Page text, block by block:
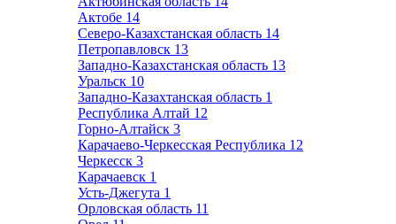
Актобе 14
Северо-Казахстанская область 14
Петропавловск 13
Западно-Казахстанская область 13
Уральск 10
Западно-Казахтанская область 1
Республика Алтай 12
Горно-Алтайск 3
Карачаево-Черкесская Республика 12
Черкесск 3
Карачаевск 1
Усть-Джегута 1
Орловская область 11